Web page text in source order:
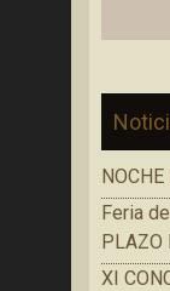
Feria
PLAZO
XI